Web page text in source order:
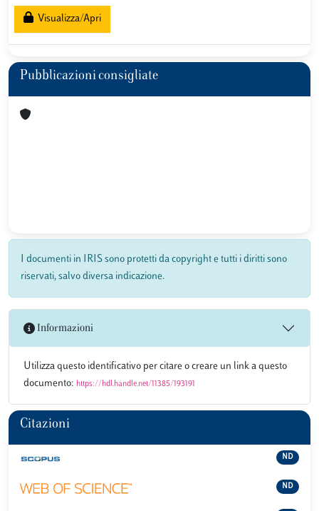
Visualizza/Apri
Pubblicazioni consigliate
I documenti in IRIS sono protetti da copyright e tutti i diritti sono
riservati, salvo diversa indicazione.
Informazioni
Utilizza questo identificativo per citare o creare un link a questo
documento: https://hdl.handle.net/11385/193191
Citazioni
ND
ND